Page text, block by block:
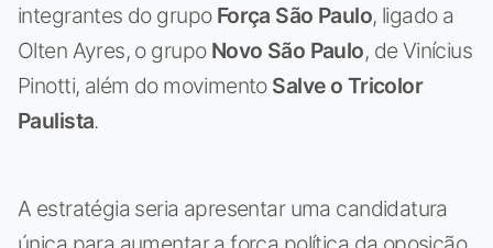
integrantes do grupo Força São Paulo, ligado a
Olten Ayres, o grupo Novo São Paulo, de Vinícius
Pinotti, além do movimento Salve o Tricolor
Paulista.
A estratégia seria apresentar uma candidatura